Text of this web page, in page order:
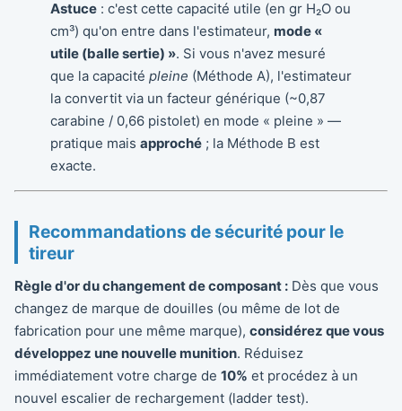
Astuce : c'est cette capacité utile (en gr H₂O ou
cm³) qu'on entre dans l'estimateur, mode «
utile (balle sertie) ». Si vous n'avez mesuré
que la capacité pleine (Méthode A), l'estimateur
la convertit via un facteur générique (~0,87
carabine / 0,66 pistolet) en mode « pleine » —
pratique mais approché ; la Méthode B est
exacte.
Recommandations de sécurité pour le
tireur
Règle d'or du changement de composant : Dès que vous
changez de marque de douilles (ou même de lot de
fabrication pour une même marque), considérez que vous
développez une nouvelle munition. Réduisez
immédiatement votre charge de 10% et procédez à un
nouvel escalier de rechargement (ladder test).